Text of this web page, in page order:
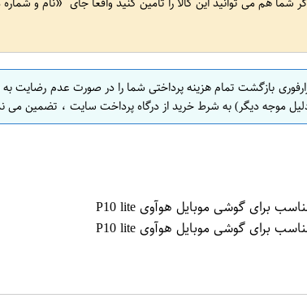
بازگشت تمام هزینه پرداختی شما را در صورت عدم
موجه دیگر) به شرط خرید از درگاه پرداخت سایت ، تضمین می